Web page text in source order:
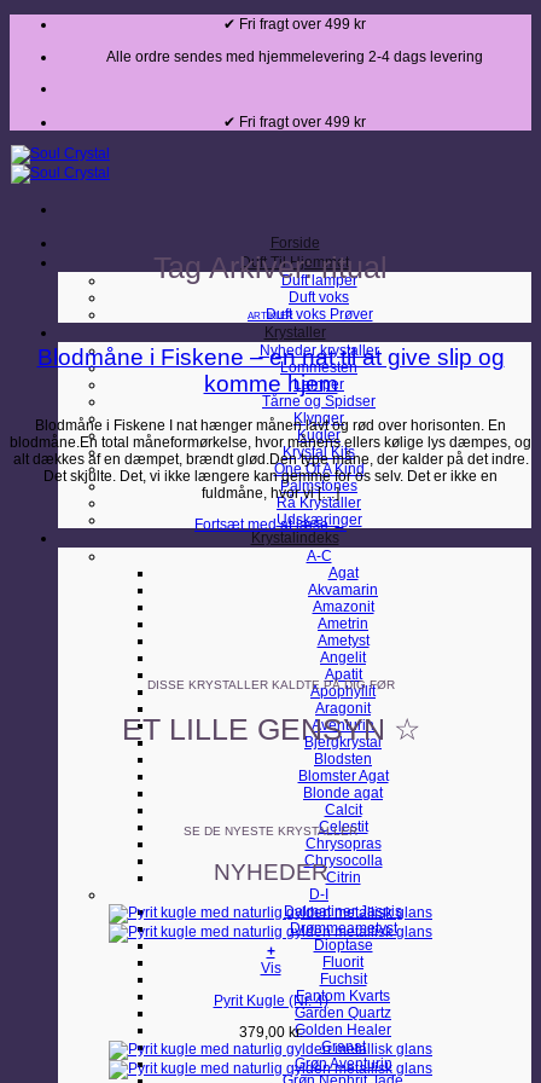
Fortsæt
indhold
✔ Fri fragt over 499 kr
Alle ordre sendes med hjemmelevering 2-4 dags levering
✔ Fri fragt over 499 kr
Forside
Duft Til Hjemmet
Duft lamper
Duft voks
Duft voks Prøver
Krystaller
Nyheder krystaller
Lommesten
Lamper
Tårne og Spidser
Klynger
Kugler
Krystal Kits
One Of A Kind
Palmstones
Rå Krystaller
Udskæringer
Krystalindeks
A-C
Agat
Akvamarin
Amazonit
Ametrin
Ametyst
Angelit
Apatit
Apophyllit
Aragonit
Aventurin
Bjergkrystal
Blodsten
Blomster Agat
Blonde agat
Calcit
Celestit
Chrysopras
Chrysocolla
Citrin
D-I
Dalmatiner Jaspis
Drømmeametyst
Dioptase
Fluorit
Fuchsit
Fantom Kvarts
Garden Quartz
Golden Healer
Granat
Grøn Aventurin
Tag Arkiver:ritual
ARTIKLER
Blodmåne i Fiskene – en nat til at give slip og
komme hjem
Blodmåne i Fiskene I nat hænger månen lavt og rød over horisonten. En
blodmåne.En total måneformørkelse, hvor månens ellers kølige lys dæmpes, og
alt dækkes af en dæmpet, brændt glød.Den type måne, der kalder på det indre.
Det skjulte. Det, vi ikke længere kan gemme for os selv. Det er ikke en
fuldmåne, hvor vi […]
Fortsæt med at læse→
DISSE KRYSTALLER KALDTE PÅ DIG FØR
ET LILLE GENSYN ☆
SE DE NYESTE KRYSTALLER
NYHEDER
+
Vis
Pyrit Kugle (Nr. 4)
379,00 kr.